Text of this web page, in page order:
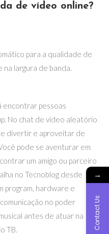
de vídeo online?
para a qualidade de
na largura de banda.
encontrar pessoas
No chat de vídeo aleatório
divertir e aproveitar de
pode se aventurar em
um amigo ou parceiro
no Tecnoblog desde
program, hardware e
no poder
antes de atuar na
TB.
→
Contact Us